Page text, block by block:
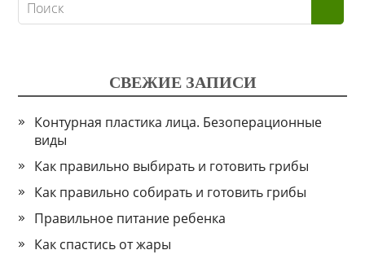
СВЕЖИЕ ЗАПИСИ
Контурная пластика лица. Безоперационные
виды
Как правильно выбирать и готовить грибы
Как правильно собирать и готовить грибы
Правильное питание ребенка
Как спастись от жары